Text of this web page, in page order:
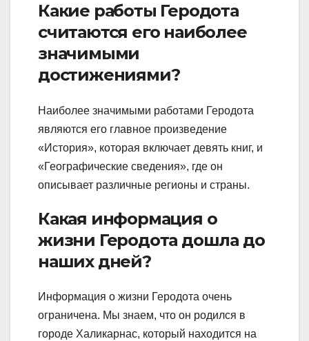
Какие работы Геродота
считаются его наиболее
значимыми
достижениями?
Наиболее значимыми работами Геродота
являются его главное произведение
«История», которая включает девять книг, и
«Географические сведения», где он
описывает различные регионы и страны.
Какая информация о
жизни Геродота дошла до
наших дней?
Информация о жизни Геродота очень
ограничена. Мы знаем, что он родился в
городе Халикарнас, который находится на